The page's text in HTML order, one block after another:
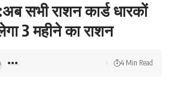
सभी राशन कार्ड धारकों
3 महीने का राशन
4 Min Read